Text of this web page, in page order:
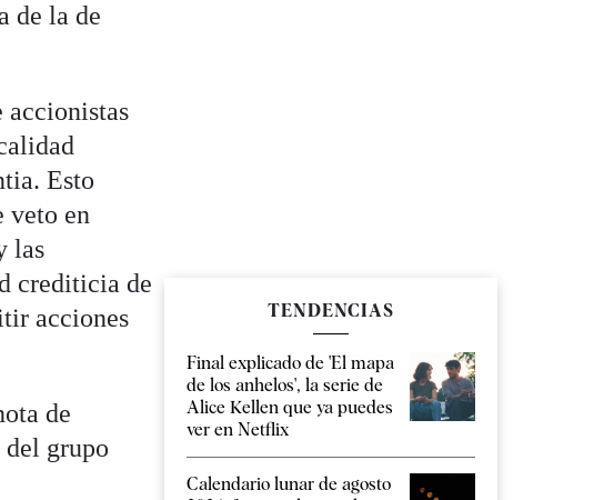
de la de
accionistas
Esto
veto en
las
crediticia de
acciones
de
grupo
TENDENCIAS
Final explicado de 'El mapa
de los anhelos', la serie de
Alice Kellen que ya puedes
ver en Netflix
Calendario lunar de agosto